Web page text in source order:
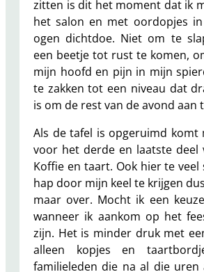
zitten is dit het moment dat ik
het salon en met oordopjes
ogen dichtdoe. Niet om te
een beetje tot rust te komen,
mijn hoofd en pijn in mijn
te zakken tot een niveau dat
is om de rest van de avond aan
Als de tafel is opgeruimd komt
voor het derde en laatste deel
Koffie en taart. Ook hier te veel
hap door mijn keel te krijgen
maar over. Mocht ik een
wanneer ik aankom op het
zijn. Het is minder druk met
alleen kopjes en
familieleden die na al die